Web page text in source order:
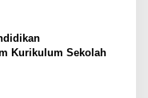
Kurikulum Sekolah